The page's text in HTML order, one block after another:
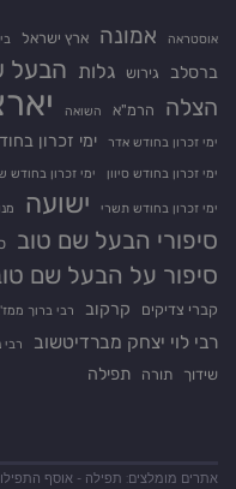
אוסטראה אמונה ארץ ישראל
ברסלב גירוש גלות הבעל
הצלה הרמ"א השואה
ימי זכרון בחודש אדר ימי זכרון
ימי זכרון בחודש סיוון ימי זכרון בחודש
ימי זכרון בחודש תשרי ישועה
סיפורי הבעל שם טוב
סיפור על הבעל שם
קברי צדיקים קרקוב רבי ברוך
רבי לוי יצחק מברדיטשוב
שידוך תורה תפילה
אתרים מומלצים: תפילה - אוסף